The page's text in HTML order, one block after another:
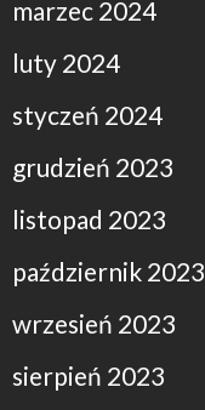
marzec 2024
luty 2024
styczeń 2024
grudzień 2023
listopad 2023
październik 2023
wrzesień 2023
sierpień 2023